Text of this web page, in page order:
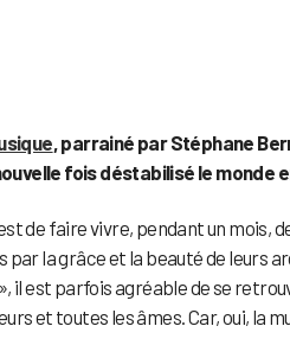
, parrainé par Stéphane
fois déstabilisé le
de faire vivre, pendant un mois,
par la grâce et la beauté de leurs
il est parfois agréable de se
et toutes les âmes. Car, oui, la